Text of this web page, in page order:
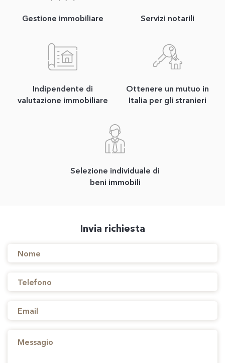
Gestione immobiliare Servizi notarili
Indipendente di
valutazione immobiliare
Ottenere un mutuo in
Italia per gli stranieri
Selezione individuale di
beni immobili
Invia richiesta